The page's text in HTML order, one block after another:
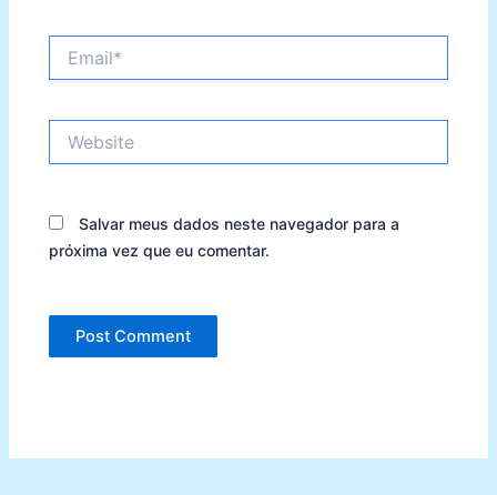
Salvar meus dados neste navegador para a
próxima vez que eu comentar.